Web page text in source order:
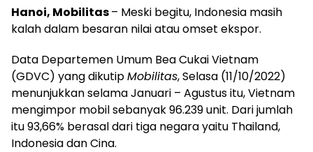
Hanoi, Mobilitas– Meski begitu, Indonesia masih
kalah dalam besaran nilai atau omset ekspor.
Data Departemen Umum Bea Cukai Vietnam
(GDVC) yang dikutipMobilitas, Selasa (11/10/2022)
menunjukkan selama Januari – Agustus itu, Vietnam
mengimpor mobil sebanyak 96.239 unit. Dari jumlah
itu 93,66% berasal dari tiga negara yaitu Thailand,
Indonesia dan Cina.